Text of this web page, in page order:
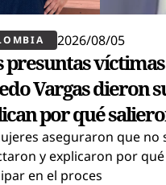
2026/08/05
presuntas víctimas
Vargas dieron
por qué
aseguraron que no
y explicaron por
en el proces